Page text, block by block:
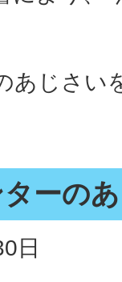
あじさい
ーの
日